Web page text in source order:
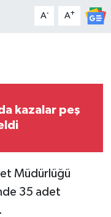
A- A+
kazalar peş
Müdürlüğü
35 adet